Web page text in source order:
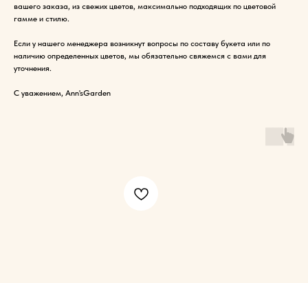
вашего заказа, из свежих цветов, максимально подходящих по цветовой
гамме и стилю.
Если у нашего менеджера возникнут вопросы по составу букета или по
наличию определенных цветов, мы обязательно свяжемся с вами для
уточнения.
С уважением, Ann'sGarden